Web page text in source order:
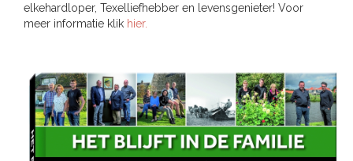
elkehardloper, Texelliefhebber en levensgenieter! Voor
meer informatie klik hier.